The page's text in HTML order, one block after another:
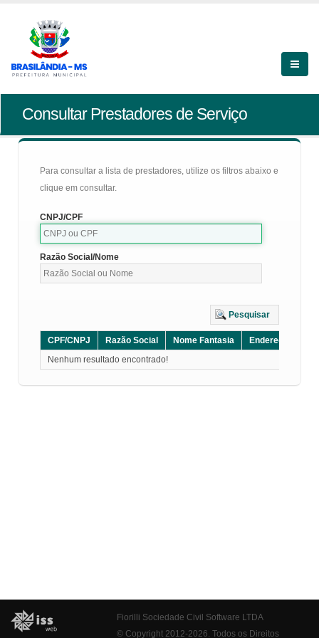
Consultar Prestadores de Serviço
Para consultar a lista de prestadores, utilize os filtros abaixo e
clique em consultar.
CNPJ/CPF
Razão Social/Nome
Pesquisar
CPF/CNPJ Razão Social Nome Fantasia Endereço
Nenhum resultado encontrado!
Fiorilli Sociedade Civil Software LTDA
© Copyright 2012-2026. Todos os Direitos